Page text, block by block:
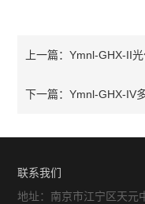
上一篇：Ymnl-GHX-II
下一篇：Ymnl-GHX-IV
联系我们
地址：南京市江宁区天元